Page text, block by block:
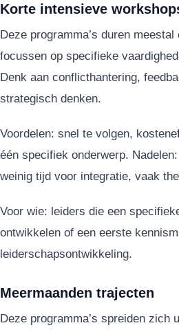
Korte intensieve
Deze programma’s duren
focussen op specifieke
Denk aan conflicthantering,
strategisch denken.
Voordelen: snel te volgen,
één specifiek onderwerp.
weinig tijd voor integratie, vaak
Voor wie: leiders die een
ontwikkelen of een eerste
leiderschapsontwikkeling.
Meermaanden trajecten
Deze programma’s spreiden zich